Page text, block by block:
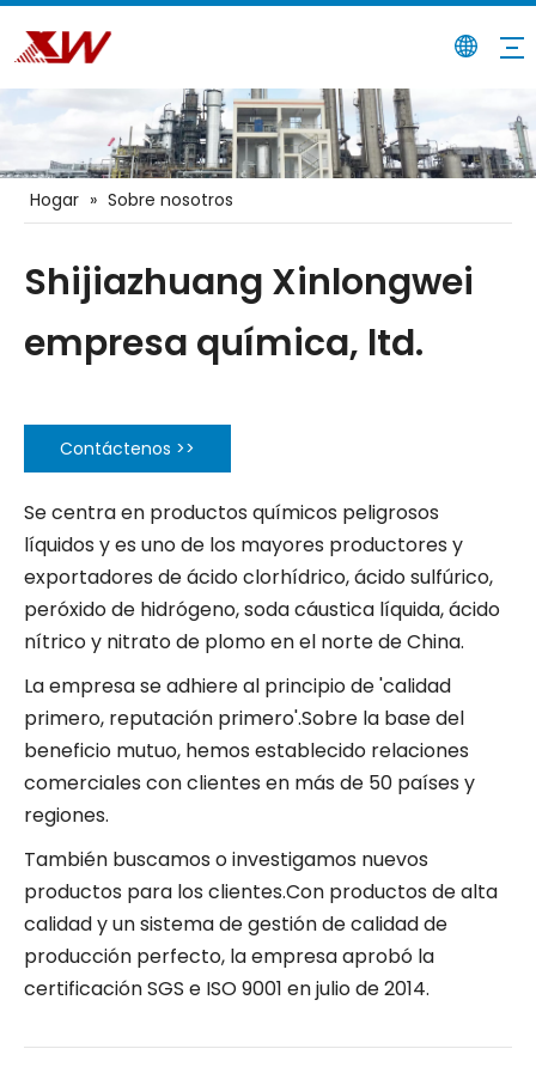
Hogar » Sobre nosotros
Shijiazhuang Xinlongwei
empresa química, ltd.
Contáctenos >>
Se centra en productos químicos peligrosos
líquidos y es uno de los mayores productores y
exportadores de ácido clorhídrico, ácido sulfúrico,
peróxido de hidrógeno, soda cáustica líquida, ácido
nítrico y nitrato de plomo en el norte de China.
La empresa se adhiere al principio de 'calidad
primero, reputación primero'.Sobre la base del
beneficio mutuo, hemos establecido relaciones
comerciales con clientes en más de 50 países y
regiones.
También buscamos o investigamos nuevos
productos para los clientes.Con productos de alta
calidad y un sistema de gestión de calidad de
producción perfecto, la empresa aprobó la
certificación SGS e ISO 9001 en julio de 2014.